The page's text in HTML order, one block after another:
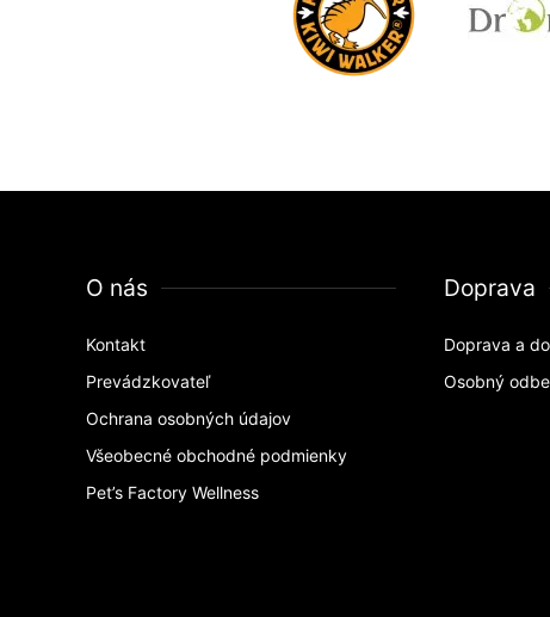
O nás
Kontakt
Prevádzkovateľ
Ochrana osobných údajov
Všeobecné obchodné podmienky
Pet’s Factory Wellness
Doprava
Doprava a
Osobný